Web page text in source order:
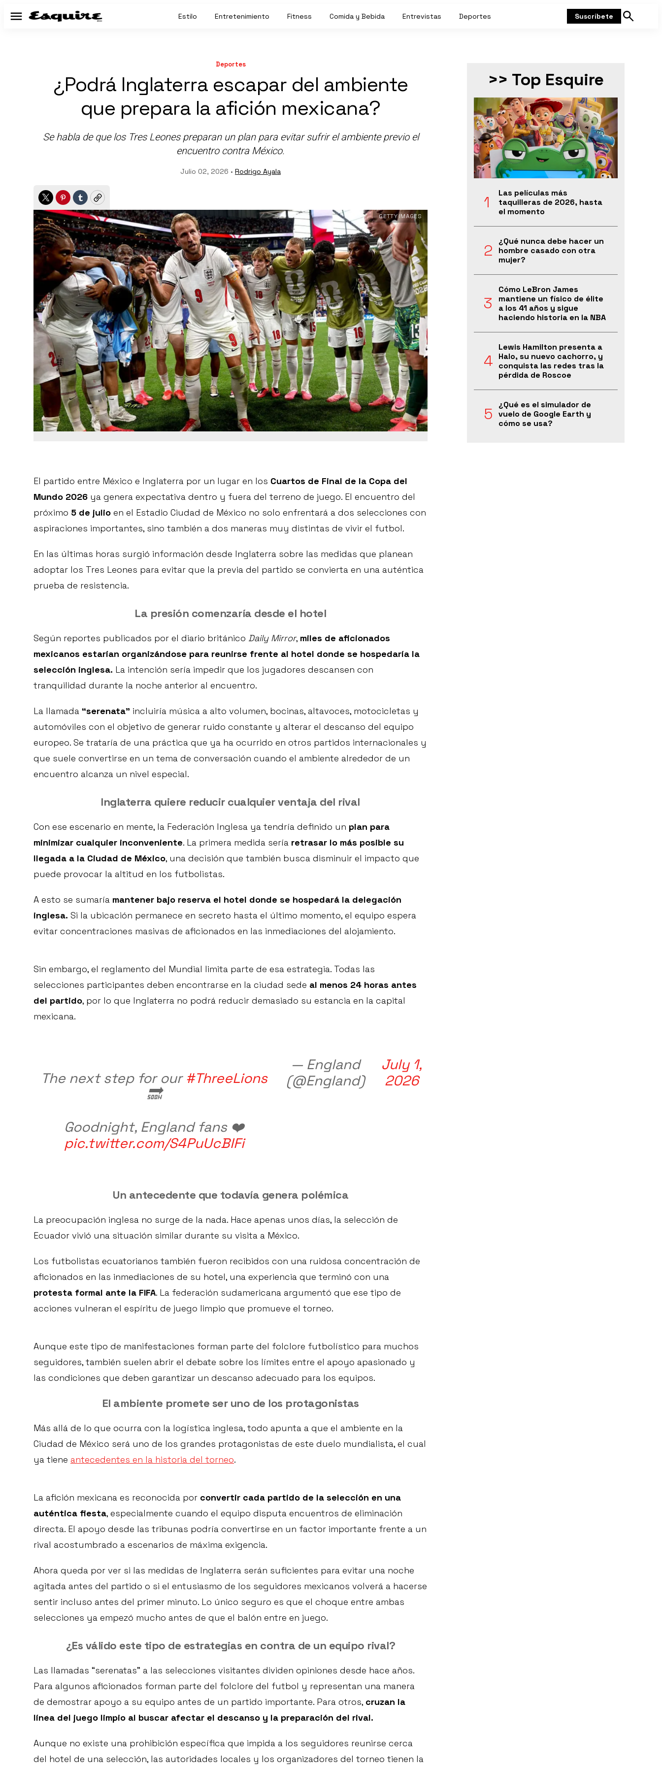
Menú Estilo Entretenimiento Fitness Comida y Bebida Entrevistas Deportes Suscríbete
Mostrar
Deportes
¿Podrá Inglaterra escapar del ambiente
que prepara la afición mexicana?
Se habla de que los Tres Leones preparan un plan para evitar sufrir el ambiente previo el
encuentro contra México.
Julio 02, 2026 • Rodrigo Ayala
TwitterPinterest
TumblrCopy
GETTY IMAGES
El partido entre México e Inglaterra por un lugar en los Cuartos de Final de la Copa del
Mundo 2026 ya genera expectativa dentro y fuera del terreno de juego. El encuentro del
próximo 5 de julio en el Estadio Ciudad de México no solo enfrentará a dos selecciones con
aspiraciones importantes, sino también a dos maneras muy distintas de vivir el futbol.
En las últimas horas surgió información desde Inglaterra sobre las medidas que planean
adoptar los Tres Leones para evitar que la previa del partido se convierta en una auténtica
prueba de resistencia.
La presión comenzaría desde el hotel
Según reportes publicados por el diario británico Daily Mirror, miles de aficionados
mexicanos estarían organizándose para reunirse frente al hotel donde se hospedaría la
selección inglesa. La intención sería impedir que los jugadores descansen con
tranquilidad durante la noche anterior al encuentro.
La llamada “serenata” incluiría música a alto volumen, bocinas, altavoces, motocicletas y
automóviles con el objetivo de generar ruido constante y alterar el descanso del equipo
europeo. Se trataría de una práctica que ya ha ocurrido en otros partidos internacionales y
que suele convertirse en un tema de conversación cuando el ambiente alrededor de un
encuentro alcanza un nivel especial.
Inglaterra quiere reducir cualquier ventaja del rival
Con ese escenario en mente, la Federación Inglesa ya tendría definido un plan para
minimizar cualquier inconveniente. La primera medida sería retrasar lo más posible su
llegada a la Ciudad de México, una decisión que también busca disminuir el impacto que
puede provocar la altitud en los futbolistas.
A esto se sumaría mantener bajo reserva el hotel donde se hospedará la delegación
inglesa. Si la ubicación permanece en secreto hasta el último momento, el equipo espera
evitar concentraciones masivas de aficionados en las inmediaciones del alojamiento.
Sin embargo, el reglamento del Mundial limita parte de esa estrategia. Todas las
selecciones participantes deben encontrarse en la ciudad sede al menos 24 horas antes
del partido, por lo que Inglaterra no podrá reducir demasiado su estancia en la capital
mexicana.
The next step for our#ThreeLions
🔜
Goodnight, England fans ❤️
pic.twitter.com/S4PuUcBIFi
— England
(@England)
July 1,
2026
Un antecedente que todavía genera polémica
La preocupación inglesa no surge de la nada. Hace apenas unos días, la selección de
Ecuador vivió una situación similar durante su visita a México.
Los futbolistas ecuatorianos también fueron recibidos con una ruidosa concentración de
aficionados en las inmediaciones de su hotel, una experiencia que terminó con una
protesta formal ante la FIFA. La federación sudamericana argumentó que ese tipo de
acciones vulneran el espíritu de juego limpio que promueve el torneo.
Aunque este tipo de manifestaciones forman parte del folclore futbolístico para muchos
seguidores, también suelen abrir el debate sobre los límites entre el apoyo apasionado y
las condiciones que deben garantizar un descanso adecuado para los equipos.
El ambiente promete ser uno de los protagonistas
Más allá de lo que ocurra con la logística inglesa, todo apunta a que el ambiente en la
Ciudad de México será uno de los grandes protagonistas de este duelo mundialista, el cual
ya tiene antecedentes en la historia del torneo.
La afición mexicana es reconocida por convertir cada partido de la selección en una
auténtica fiesta, especialmente cuando el equipo disputa encuentros de eliminación
directa. El apoyo desde las tribunas podría convertirse en un factor importante frente a un
rival acostumbrado a escenarios de máxima exigencia.
Ahora queda por ver si las medidas de Inglaterra serán suficientes para evitar una noche
agitada antes del partido o si el entusiasmo de los seguidores mexicanos volverá a hacerse
sentir incluso antes del primer minuto. Lo único seguro es que el choque entre ambas
selecciones ya empezó mucho antes de que el balón entre en juego.
¿Es válido este tipo de estrategias en contra de un equipo rival?
Las llamadas “serenatas” a las selecciones visitantes dividen opiniones desde hace años.
Para algunos aficionados forman parte del folclore del futbol y representan una manera
de demostrar apoyo a su equipo antes de un partido importante. Para otros, cruzan la
línea del juego limpio al buscar afectar el descanso y la preparación del rival.
Aunque no existe una prohibición específica que impida a los seguidores reunirse cerca
del hotel de una selección, las autoridades locales y los organizadores del torneo tienen la
>> Top Esquire
Las películas más
taquilleras de 2026, hasta
el momento
¿Qué nunca debe hacer un
hombre casado con otra
mujer?
Cómo LeBron James
mantiene un físico de élite
a los 41 años y sigue
haciendo historia en la NBA
Lewis Hamilton presenta a
Halo, su nuevo cachorro, y
conquista las redes tras la
pérdida de Roscoe
¿Qué es el simulador de
vuelo de Google Earth y
cómo se usa?